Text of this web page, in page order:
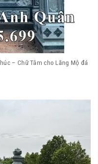
– Chữ Tâm cho Lăng Mộ đá